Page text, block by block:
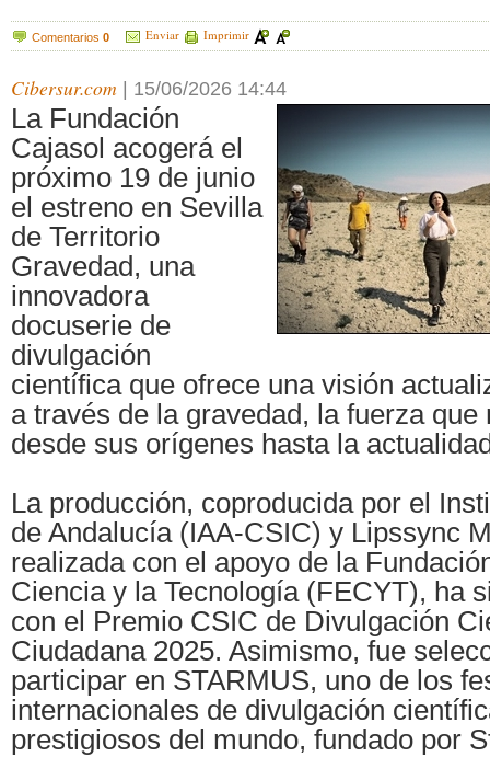
Comentarios 0 Enviar Imprimir
Cibersur.com 15/06/2026 14:44
La Fundación
Cajasol acogerá el
próximo 19 de junio
el estreno en Sevilla
de Territorio
Gravedad, una
innovadora
docuserie de
divulgación
científica que ofrece una visión
a través de la gravedad, la fuerza
desde sus orígenes hasta la
La producción, coproducida por el
de Andalucía (IAA-CSIC) y Lipssync
realizada con el apoyo de la
Ciencia y la Tecnología (FECYT), ha
con el Premio CSIC de Divulgación
Ciudadana 2025. Asimismo, fue
participar en STARMUS, uno de los
internacionales de divulgación
prestigiosos del mundo, fundado por